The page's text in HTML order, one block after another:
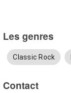
Les genres
Classic Rock
Contact